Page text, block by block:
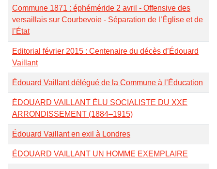
Commune 1871 : éphéméride 2 avril - Offensive des
versaillais sur Courbevoie - Séparation de l’Église et de
l’État
Editorial février 2015 : Centenaire du décès d’Édouard
Vaillant
Édouard Vaillant délégué de la Commune à l’Éducation
ÉDOUARD VAILLANT ÉLU SOCIALISTE DU XXE
ARRONDISSEMENT (1884–1915)
Édouard Vaillant en exil à Londres
ÉDOUARD VAILLANT UN HOMME EXEMPLAIRE